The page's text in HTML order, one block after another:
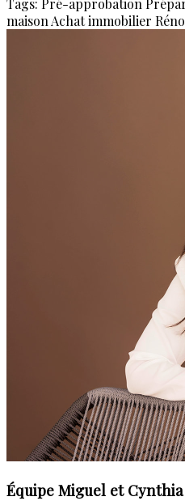
Tags: Pré-approbation
maison Achat immobilier
Équipe Miguel et Cynthia